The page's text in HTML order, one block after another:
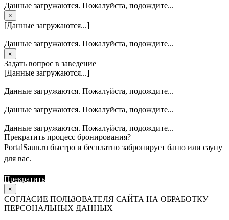
Данные загружаются. Пожалуйста, подождите...
×
[Данные загружаются...]
Данные загружаются. Пожалуйста, подождите...
×
Задать вопрос в заведение
[Данные загружаются...]
Данные загружаются. Пожалуйста, подождите...
Данные загружаются. Пожалуйста, подождите...
Данные загружаются. Пожалуйста, подождите...
Прекратить процесс бронирования?
PortalSaun.ru быстро и бесплатно забронирует баню или сауну
для вас.
Прекратить
×
СОГЛАСИЕ ПОЛЬЗОВАТЕЛЯ САЙТА НА ОБРАБОТКУ
ПЕРСОНАЛЬНЫХ ДАННЫХ